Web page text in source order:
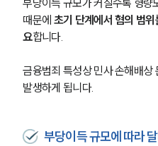
부당이득 규모가 커질수록 형량
때문에 초기 단계에서 혐의 범
요합니다.
금융범죄 특성상 민사 손해배상
발생하게 됩니다.
부당이득 규모에 따라